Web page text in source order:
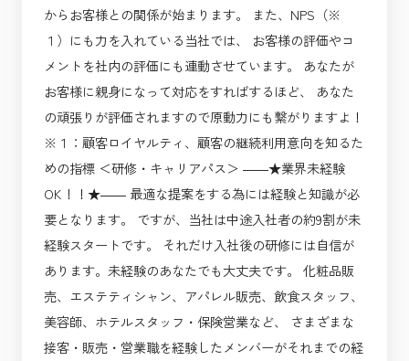
からお客様との関係が始まります。 また、NPS（※
１）にも力を入れている当社では、 お客様の評価やコ
メントを社内の評価にも連動させています。 あなたが
お客様に親身になって対応をすればするほど、 あなた
の頑張りが評価されますので原動力にも繋がりますよ！
※１：顧客ロイヤルティ、顧客の継続利用意向を知るた
めの指標 ＜研修・キャリアパス＞ ――★業界未経験
OK！！★―― 最適な提案をする為には経験と知識が必
要となります。 ですが、当社は中途入社者の約9割が未
経験スタートです。 それだけ入社後の研修には自信が
あります。未経験のあなたでも大丈夫です。 化粧品販
売、エステティシャン、アパレル販売、飲食スタッフ、
美容師、ホテルスタッフ・保険営業など、 さまざまな
接客・販売・営業職を経験したメンバーがそれまでの経